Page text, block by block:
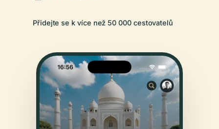
Přidejte se k více než 50 000 cestovatelů